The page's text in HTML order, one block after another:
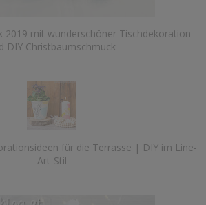
2019 mit wunderschöner Tischdekoration
DIY Christbaumschmuck
für die Terrasse | DIY im Line-
Art-Stil